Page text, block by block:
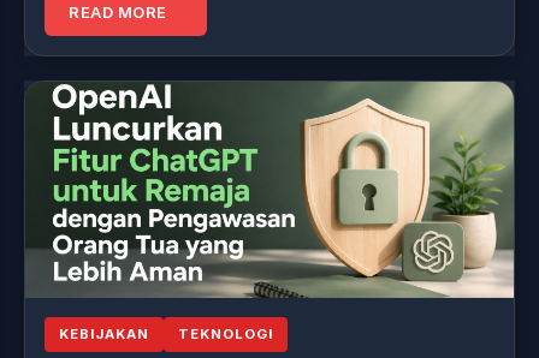
READ MORE
KEBIJAKAN TEKNOLOGI